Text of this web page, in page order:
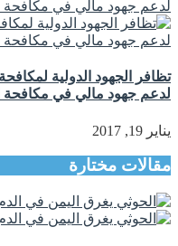
تظافر الجهود الدولية
لدعم جهود مالي في مكافحة
يناير 19, 2017
مقالات مختارة